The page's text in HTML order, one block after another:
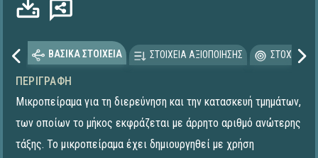
ΒΑΣΙΚΑ ΣΤΟΙΧΕΙΑ ΣΤΟΙΧΕΙΑ ΑΞΙΟΠΟΙΗΣΗΣ
ΠΕΡΙΓΡΑΦΉ
Μικροπείραμα για τη διερεύνηση και την κατασκευή τμημάτων,
των οποίων το μήκος εκφράζεται με άρρητο αριθμό ανώτερης
τάξης. Το μικροπείραμα έχει δημιουργηθεί με χρήση